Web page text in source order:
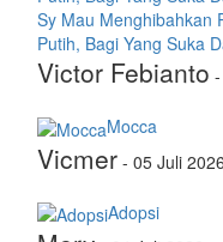
Sy Mau Menghibahkan
Putih, Bagi Yang Suka
Victor Febianto -
Mocca
Vicmer - 05 Juli
Adopsi